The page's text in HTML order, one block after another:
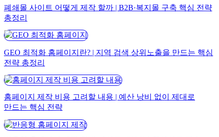
폐쇄몰 사이트 어떻게 제작 할까 | B2B·복지몰 구축 핵심 전략
총정리
GEO 최적화 홈페이지란? | 지역 검색 상위노출을 만드는 핵심
전략 총정리
홈페이지 제작 비용 고려할 내용 | 예산 낭비 없이 제대로
만드는 핵심 전략